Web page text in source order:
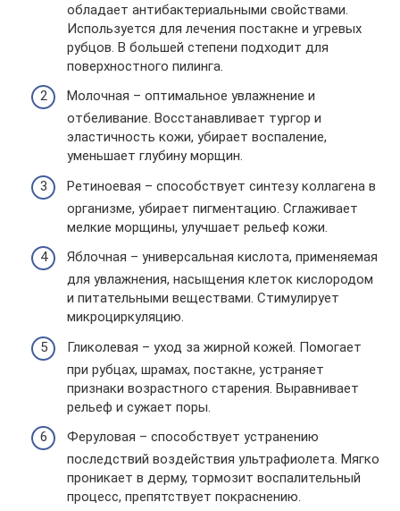
обладает антибактериальными свойствами.
Используется для лечения постакне и угревых
рубцов. В большей степени подходит для
поверхностного пилинга.
Молочная – оптимальное увлажнение и
отбеливание. Восстанавливает тургор и
эластичность кожи, убирает воспаление,
уменьшает глубину морщин.
Ретиноевая – способствует синтезу коллагена в
организме, убирает пигментацию. Сглаживает
мелкие морщины, улучшает рельеф кожи.
Яблочная – универсальная кислота, применяемая
для увлажнения, насыщения клеток кислородом
и питательными веществами. Стимулирует
микроциркуляцию.
Гликолевая – уход за жирной кожей. Помогает
при рубцах, шрамах, постакне, устраняет
признаки возрастного старения. Выравнивает
рельеф и сужает поры.
Феруловая – способствует устранению
последствий воздействия ультрафиолета. Мягко
проникает в дерму, тормозит воспалительный
процесс, препятствует покраснению.